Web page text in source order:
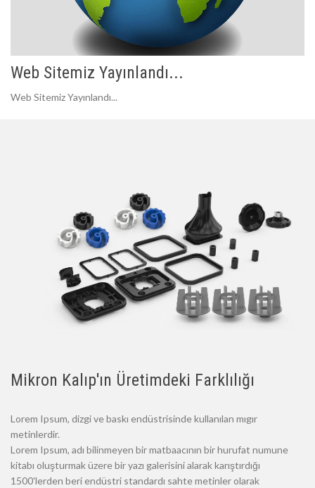
Web Sitemiz Yayınlandı...
Web Sitemiz Yayınlandı...
Mikron Kalıp'ın Üretimdeki Farklılığı
Lorem Ipsum, dizgi ve baskı endüstrisinde kullanılan mıgır
metinlerdir.
Lorem Ipsum, adı bilinmeyen bir matbaacının bir hurufat numune
kitabı oluşturmak üzere bir yazı galerisini alarak karıştırdığı
1500'lerden beri endüstri standardı sahte metinler olarak